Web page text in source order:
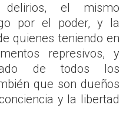
el mismo
por el poder, y la
quienes teniendo en
represivos, y
de todos los
que son dueños
y la libertad